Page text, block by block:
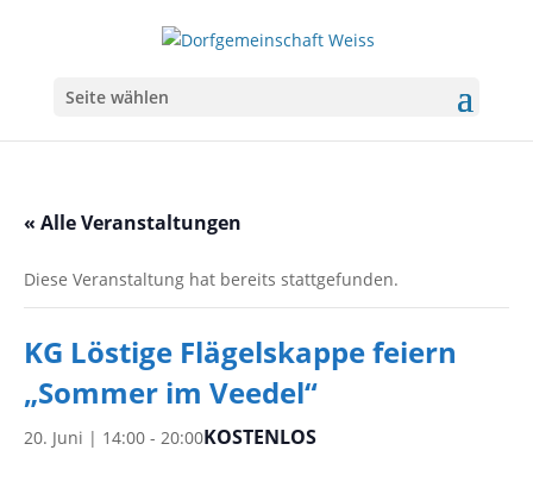
Seite wählen
« Alle Veranstaltungen
Diese Veranstaltung hat bereits stattgefunden.
KG Löstige Flägelskappe feiern
„Sommer im Veedel“
20. Juni | 14:00 - 20:00KOSTENLOS